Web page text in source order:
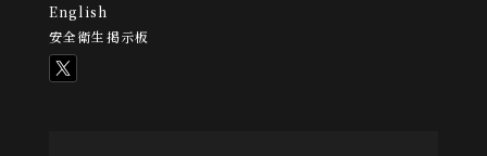
English
安全衛生掲示板